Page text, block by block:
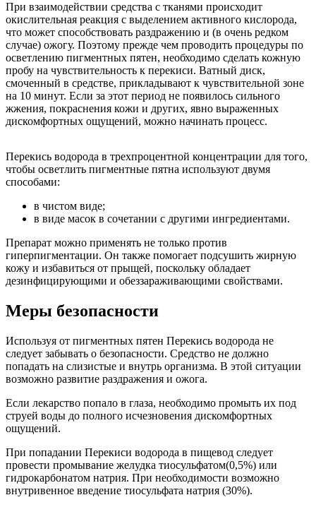
При взаимодействии средства с тканями происходит
окислительная реакция с выделением активного кислорода,
что может способствовать раздражению и (в очень редком
случае) ожогу. Поэтому прежде чем проводить процедуры по
осветлению пигментных пятен, необходимо сделать кожную
пробу на чувствительность к перекиси. Ватный диск,
смоченный в средстве, прикладывают к чувствительной зоне
на 10 минут. Если за этот период не появилось сильного
жжения, покраснения кожи и других, явно выраженных
дискомфортных ощущений, можно начинать процесс.
Перекись водорода в трехпроцентной концентрации для того,
чтобы осветлить пигментные пятна используют двумя
способами:
в чистом виде;
в виде масок в сочетании с другими ингредиентами.
Препарат можно применять не только против
гиперпигментации. Он также помогает подсушить жирную
кожу и избавиться от прыщей, поскольку обладает
дезинфицирующими и обеззараживающими свойствами.
Меры безопасности
Используя от пигментных пятен Перекись водорода не
следует забывать о безопасности. Средство не должно
попадать на слизистые и внутрь организма. В этой ситуации
возможно развитие раздражения и ожога.
Если лекарство попало в глаза, необходимо промыть их под
струей воды до полного исчезновения дискомфортных
ощущений.
При попадании Перекиси водорода в пищевод следует
провести промывание желудка тиосульфатом(0,5%) или
гидрокарбонатом натрия. При необходимости возможно
внутривенное введение тиосульфата натрия (30%).